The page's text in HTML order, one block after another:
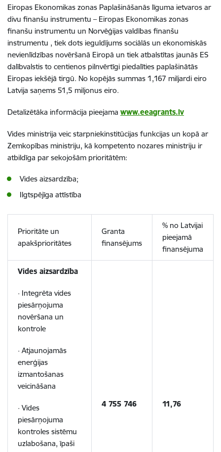
Eiropas Ekonomikas zonas Paplašināšanās līguma ietvaros ar
divu finanšu instrumentu – Eiropas Ekonomikas zonas
finanšu instrumentu un Norvēģijas valdības finanšu
instrumentu , tiek dots ieguldījums sociālās un ekonomiskās
nevienlīdzības novēršanā Eiropā un tiek atbalstītas jaunās ES
dalībvalstis to centienos pilnvērtīgi piedalīties paplašinātās
Eiropas iekšējā tirgū. No kopējās summas 1,167 miljardi eiro
Latvija saņems 51,5 miljonus eiro.
Detalizētāka informācija pieejama www.eeagrants.lv
Vides ministrija veic starpniekinstitūcijas funkcijas un kopā ar
Zemkopības ministriju, kā kompetento nozares ministriju ir
atbildīga par sekojošām prioritātēm:
Vides aizsardzība;
Ilgtspējīga attīstība
Prioritāte un
apakšprioritātes
Granta
finansējums
% no Latvijai
pieejamā
finansējuma
Vides aizsardzība
· Integrēta vides
piesārņojuma
novēršana un
kontrole
· Atjaunojamās
enerģijas
izmantošanas
veicināšana
· Vides
piesārņojuma
kontroles sistēmu
uzlabošana, īpaši
4 755 746 11,76